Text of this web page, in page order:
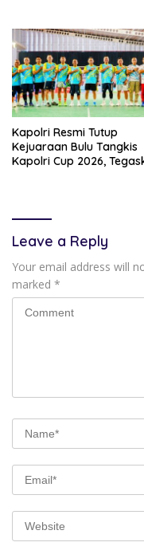
Kapolri Resmi Tutup
Kejuaraan Bulu Tangkis
Kapolri Cup 2026,
Leave a Reply
Your email address will
marked *